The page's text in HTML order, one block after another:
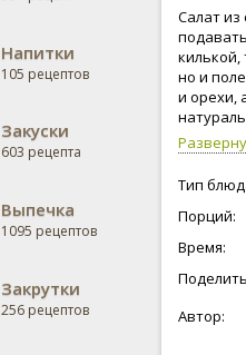
Напитки
105 рецептов
Закуски
603 рецепта
Выпечка
1095 рецептов
Закрутки
256 рецептов
Салат
килькой,
но и
и орехи,
чтоб она
свеклу
слить
Чеснок
свеклы с
Тип
Порций:
Время:
Автор: